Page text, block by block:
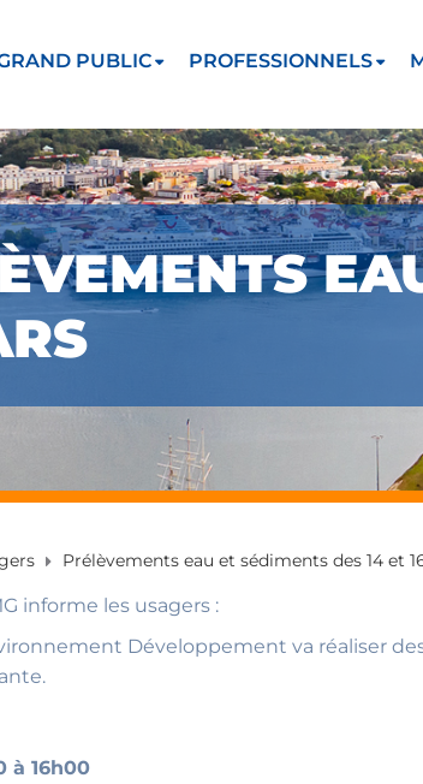
PUBLIC PROFESSIONNELS
Prélèvements eau et sédiments des 14 et
informe les usagers :
Développement va réaliser
à 16h00